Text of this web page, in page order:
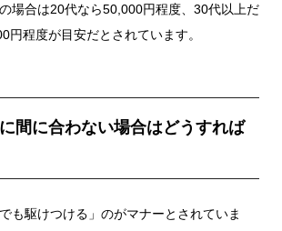
場合は20代なら50,000円程度、30代以上だ
円程度が目安だとされています。
間に合わない場合はどうすれば
も駆けつける」のがマナーとされていま